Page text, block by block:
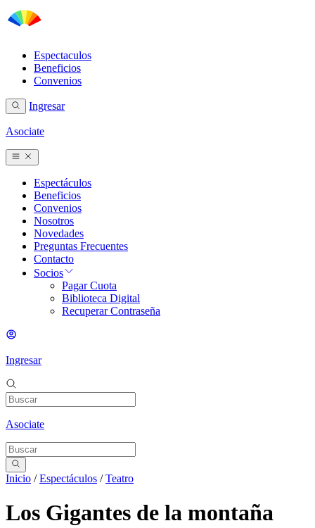
Espectaculos
Beneficios
Convenios
Ingresar
Asociate
Espectáculos
Beneficios
Convenios
Nosotros
Novedades
Preguntas Frecuentes
Contacto
Socios
Pagar Cuota
Biblioteca Digital
Recuperar Contraseña
Ingresar
Asociate
Inicio /Espectáculos /Teatro
Los Gigantes de la montaña